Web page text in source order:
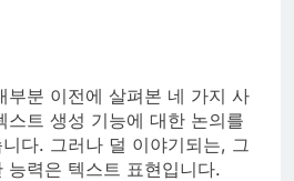
부분 이전에 살펴본 네 가지 사
스트 생성 기능에 대한 논의를
다. 그러나 덜 이야기되는, 그
능력은 텍스트 표현입니다.